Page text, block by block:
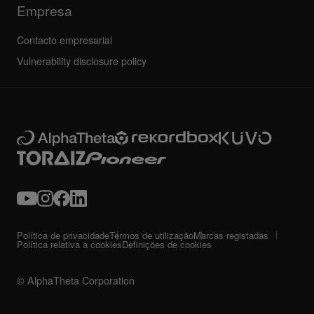
Empresa
Contacto empresarial
Vulnerability disclosure policy
© AlphaTheta Corporation
Política de privacidadeTermos de utilizaçãoMarcas registadas
Política relativa a cookiesDefinições de cookies